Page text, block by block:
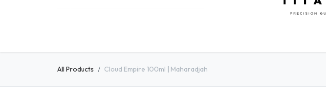
All Products Cloud Empire 100ml | Maharadjah